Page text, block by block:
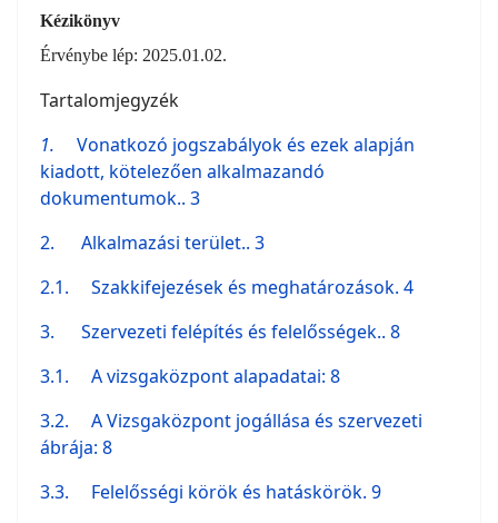
Kézikönyv
Érvénybe lép: 2025.01.02.
Tartalomjegyzék
1. Vonatkozó jogszabályok és ezek alapján
kiadott, kötelezően alkalmazandó
dokumentumok.. 3
2. Alkalmazási terület.. 3
2.1.
Szakkifejezések és meghatározások. 4
3. Szervezeti felépítés és felelősségek.. 8
3.1.
A vizsgaközpont alapadatai: 8
3.2.
A Vizsgaközpont jogállása és szervezeti
ábrája: 8
3.3.
Felelősségi körök és hatáskörök. 9